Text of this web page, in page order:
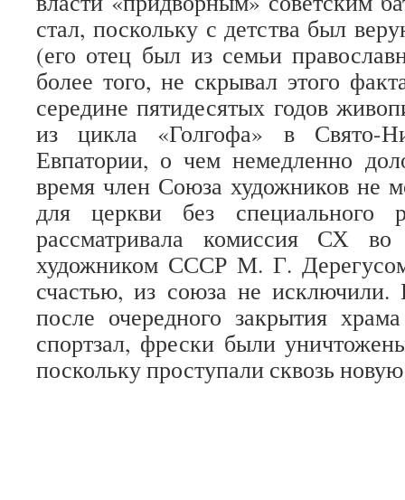
стал, поскольку с детства был
(его отец был из семьи
более того, не скрывал этого
середине пятидесятых годов
из цикла «Голгофа» в Свято-
Евпатории, о чем немедленно
время член Союза художников не
для церкви без специального
рассматривала комиссия СХ
художником СССР М. Г.
счастью, из союза не исключили.
после очередного закрытия
спортзал, фрески были
поскольку проступали сквозь